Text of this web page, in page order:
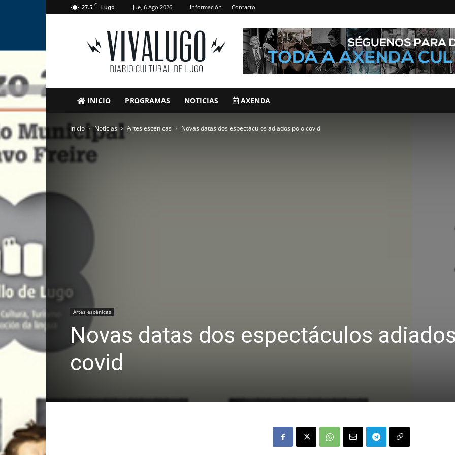
27.5 C Lugo Jue, 6 Ago 2026 Información Contacto
VivaLugo
INICIO PROGRAMAS NOTICIAS AXENDA
Inicio Noticias Artes escénicas Novas datas dos espectáculos adiados polo covid
Artes escénicas
Novas datas dos espectáculos
covid